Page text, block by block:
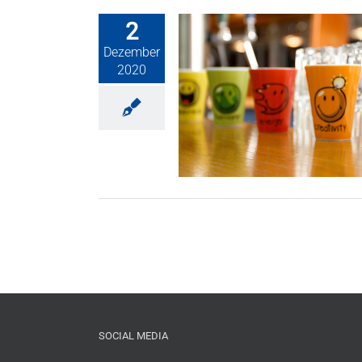
2
Dezember
2020
ab heute wieder
SOCIAL MEDIA